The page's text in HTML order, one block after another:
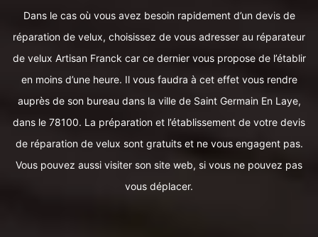
Dans le cas où vous avez besoin rapidement d’un devis de
réparation de velux, choisissez de vous adresser au réparateur
de velux Artisan Franck car ce dernier vous propose de l’établir
en moins d’une heure. Il vous faudra à cet effet vous rendre
auprès de son bureau dans la ville de Saint Germain En Laye,
dans le 78100. La préparation et l’établissement de votre devis
de réparation de velux sont gratuits et ne vous engagent pas.
Vous pouvez aussi visiter son site web, si vous ne pouvez pas
vous déplacer.